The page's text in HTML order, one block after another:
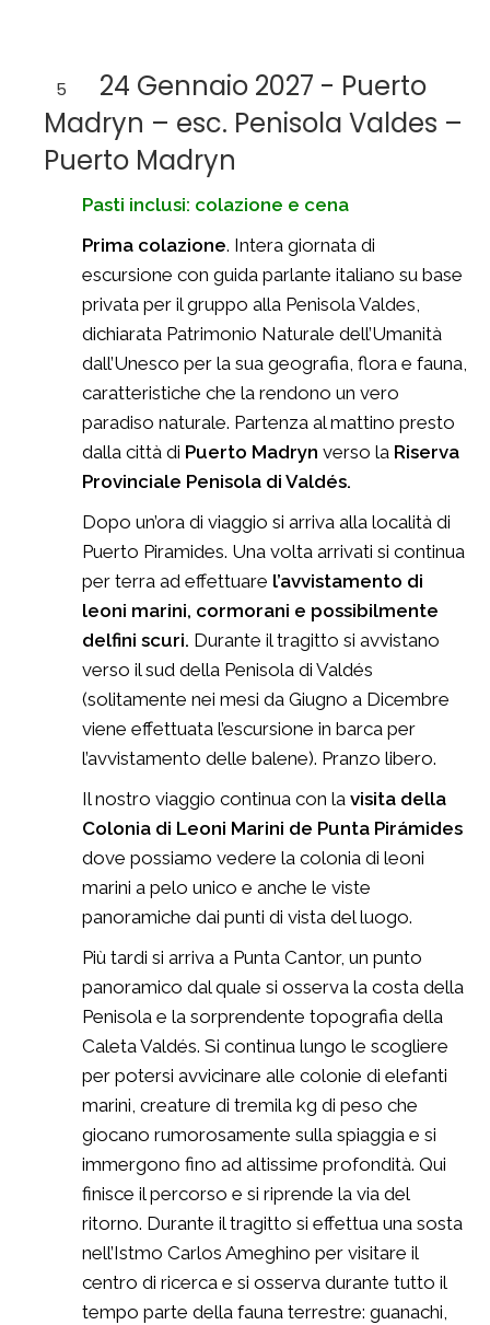
5
24 Gennaio 2027 - Puerto
Madryn – esc. Penisola Valdes –
Puerto Madryn
Pasti inclusi: colazione e cena
Prima colazione. Intera giornata di
escursione con guida parlante italiano su base
privata per il gruppo alla Penisola Valdes,
dichiarata Patrimonio Naturale dell’Umanità
dall’Unesco per la sua geografia, flora e fauna,
caratteristiche che la rendono un vero
paradiso naturale. Partenza al mattino presto
dalla città di Puerto Madryn verso la Riserva
Provinciale Penisola di Valdés.
Dopo un’ora di viaggio si arriva alla località di
Puerto Piramides. Una volta arrivati si continua
per terra ad effettuare l’avvistamento di
leoni marini, cormorani e possibilmente
delfini scuri. Durante il tragitto si avvistano
verso il sud della Penisola di Valdés
(solitamente nei mesi da Giugno a Dicembre
viene effettuata l’escursione in barca per
l’avvistamento delle balene). Pranzo libero.
Il nostro viaggio continua con la visita della
Colonia di Leoni Marini de Punta Pirámides
dove possiamo vedere la colonia di leoni
marini a pelo unico e anche le viste
panoramiche dai punti di vista del luogo.
Più tardi si arriva a Punta Cantor, un punto
panoramico dal quale si osserva la costa della
Penisola e la sorprendente topografia della
Caleta Valdés. Si continua lungo le scogliere
per potersi avvicinare alle colonie di elefanti
marini, creature di tremila kg di peso che
giocano rumorosamente sulla spiaggia e si
immergono fino ad altissime profondità. Qui
finisce il percorso e si riprende la via del
ritorno. Durante il tragitto si effettua una sosta
nell’Istmo Carlos Ameghino per visitare il
centro di ricerca e si osserva durante tutto il
tempo parte della fauna terrestre: guanachi,